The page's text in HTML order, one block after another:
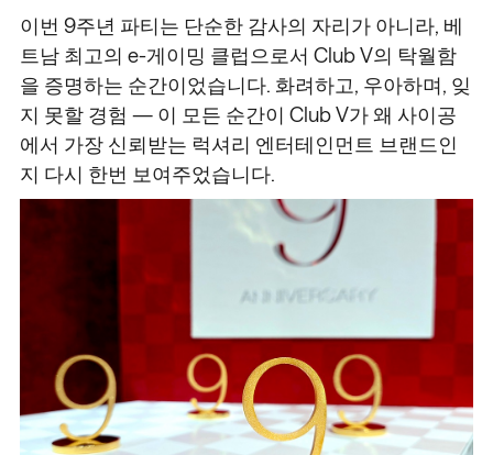
이번 9주년 파티는 단순한 감사의 자리가 아니라, 베
트남 최고의 e-게이밍 클럽으로서 Club V의 탁월함
을 증명하는 순간이었습니다. 화려하고, 우아하며, 잊
지 못할 경험 — 이 모든 순간이 Club V가 왜 사이공
에서 가장 신뢰받는 럭셔리 엔터테인먼트 브랜드인
지 다시 한번 보여주었습니다.